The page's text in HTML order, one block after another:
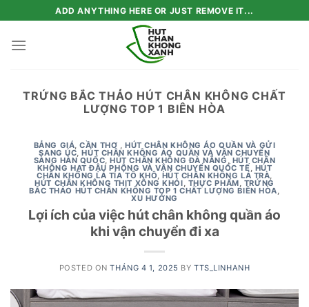
to
content
ADD ANYTHING HERE OR JUST REMOVE IT...
TRỨNG BẮC THẢO HÚT CHÂN KHÔNG CHẤT
LƯỢNG TOP 1 BIÊN HÒA
BẢNG GIÁ,CẦN THƠ , HÚT CHÂN KHÔNG ÁO QUẦN VÀ GỬI
SANG ÚC,HÚT CHÂN KHÔNG ÁO QUẦN VÀ VẬN CHUYỂN
SÀNG HÀN QUỐC,HÚT CHÂN KHÔNG ĐÀ NẴNG , HÚT CHÂN
KHÔNG HẠT ĐẬU PHỘNG VÀ VẬN CHUYỂN QUỐC TẾ, HÚT
CHÂN KHÔNG LÁ TÍA TÔ KHÔ, HÚT CHÂN KHÔNG LÁ TRÀ,
HÚT CHÂN KHÔNG THỊT XÔNG KHÓI, THỰC PHẨM, TRỨNG
BẮC THẢO HÚT CHÂN KHÔNG TOP 1 CHẤT LƯỢNG BIÊN HÒA,
XU HƯỚNG
Lợi ích của việc hút chân không quần áo
khi vận chuyển đi xa
POSTED ONTHÁNG 4 1, 2025 BYTTS_LINHANH